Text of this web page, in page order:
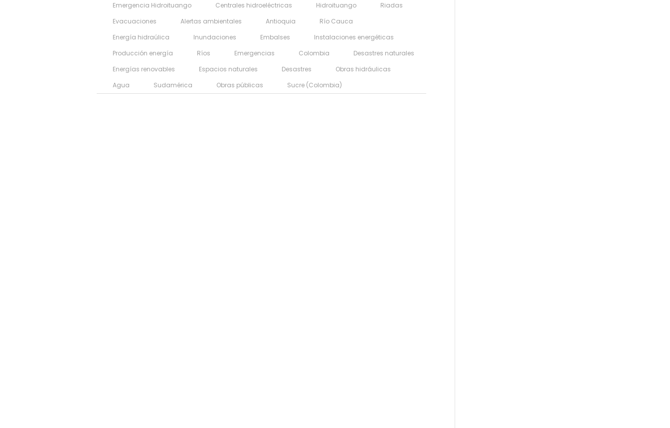
Emergencia Hidroituango Centrales hidroeléctricas Hidroituango
Riadas
Evacuaciones
Alertas ambientales Antioquia
Río Cauca
Energía hidraúlica
Inundaciones Embalses
Instalaciones energéticas
Producción energía
Ríos Emergencias Colombia
Desastres naturales
Energías renovables
Espacios naturales Desastres
Obras hidráulicas
Agua
Sudamérica Obras públicas Sucre (Colombia)